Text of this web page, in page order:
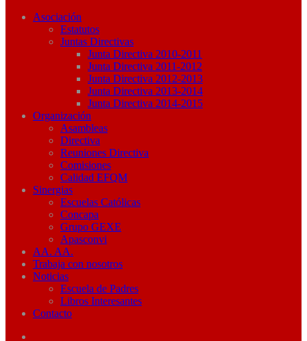
Asociación
Estatutos
Juntas Directivas
Junta Directiva 2010-2011
Junta Directiva 2011-2012
Junta Directiva 2012-2013
Junta Directiva 2013-2014
Junta Directiva 2014-2015
Organización
Asambleas
Directiva
Reuniones Directiva
Comisiones
Calidad EFQM
Sinergias
Escuelas Católicas
Concapa
Grupo GEXE
Apasconvi
AA. AA.
Trabaja con nosotros
Noticias
Escuela de Padres
Libros Interesantes
Contacto